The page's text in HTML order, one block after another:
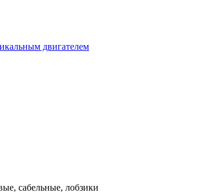
двигателем
сабельные, лобзики